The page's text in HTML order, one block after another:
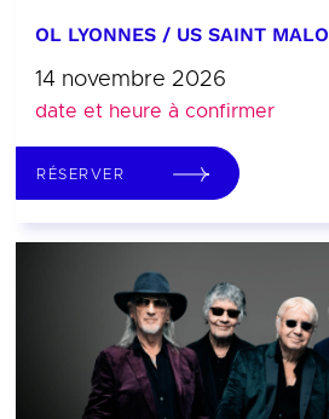
OL LYONNES / US SAINT MALO
14 novembre 2026
date et heure à confirmer
RÉSERVER